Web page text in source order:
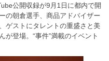
公開収録が9月1日に都内で開
の朝倉選手、商品アドバイザー
ゲストにタレントの重盛さと美
が登場。“事件”満載のイベント